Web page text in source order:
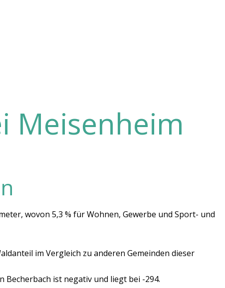
Meisenheim
wovon 5,3 % für Wohnen, Gewerbe und Sport- und
im Vergleich zu anderen Gemeinden dieser
Becherbach ist negativ und liegt bei -294.